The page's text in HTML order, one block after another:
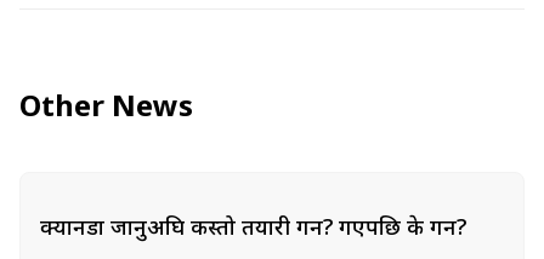
Other News
क्यानडा जानुअघि कस्तो तयारी गर्ने? गएपछि के गर्ने?